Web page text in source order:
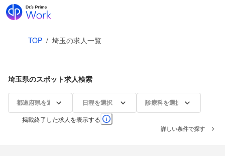
TOP / 埼玉の求人一覧
埼玉県のスポット求人検索
都道府県を選択 日程を選択 診療科を選択
掲載終了した求人を表示する
詳しい条件で探す